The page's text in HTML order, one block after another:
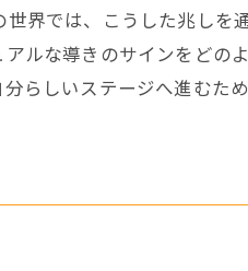
界では、こうした兆しを
ルな導きのサインをどの
らしいステージへ進むた